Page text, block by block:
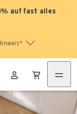
auf fast alles